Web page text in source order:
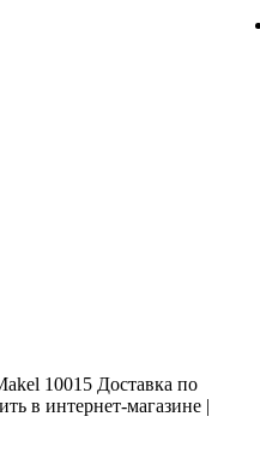
10015 Доставка по
в интернет-магазине |